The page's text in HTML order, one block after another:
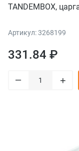
TANDEMBOX,
Артикул: 3268199
331.84 ₽
– +